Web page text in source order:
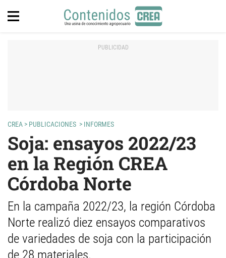
CREA > PUBLICACIONES > INFORMES
Soja: ensayos 2022/23
en la Región CREA
Córdoba Norte
En la campaña 2022/23, la región Córdoba
Norte realizó diez ensayos comparativos
de variedades de soja con la participación
de 28 materiales.